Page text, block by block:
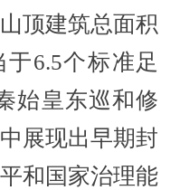
顶建筑总面积
6.5个标准足
始皇东巡和修
展现出早期封
和国家治理能